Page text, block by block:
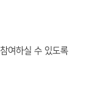
여하실 수 있도록